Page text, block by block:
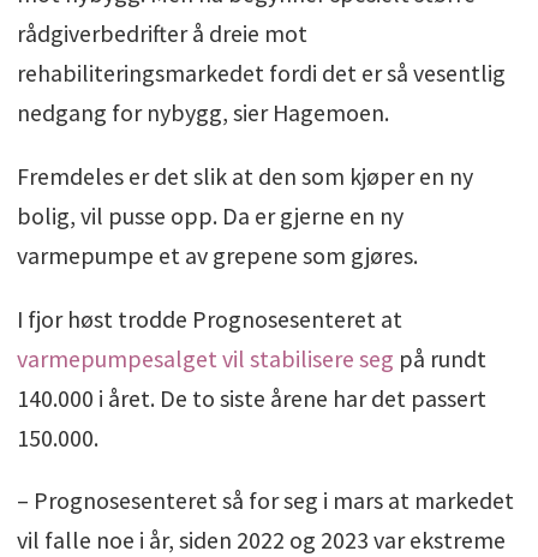
rådgiverbedrifter å dreie mot
rehabiliteringsmarkedet fordi det er så vesentlig
nedgang for nybygg, sier Hagemoen.
Fremdeles er det slik at den som kjøper en ny
bolig, vil pusse opp. Da er gjerne en ny
varmepumpe et av grepene som gjøres.
I fjor høst trodde Prognosesenteret at
varmepumpesalget vil stabilisere seg på rundt
140.000 i året. De to siste årene har det passert
150.000.
– Prognosesenteret så for seg i mars at markedet
vil falle noe i år, siden 2022 og 2023 var ekstreme